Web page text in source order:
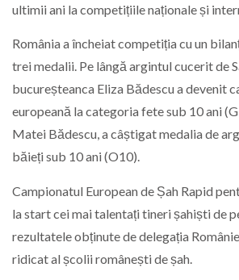
ultimii ani la competițiile naționale și
România a încheiat competiția cu un
trei medalii. Pe lângă argintul cucerit de
bucureșteanca Eliza Bădescu a devenit
europeană la categoria fete sub 10 ani
Matei Bădescu, a câștigat medalia de
băieți sub 10 ani (O10).
Campionatul European de Șah Rapid
la start cei mai talentați tineri șahiști de
rezultatele obținute de delegația
ridicat al școlii românești de șah.